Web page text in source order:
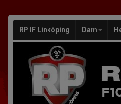
RP IF Linköping Dam